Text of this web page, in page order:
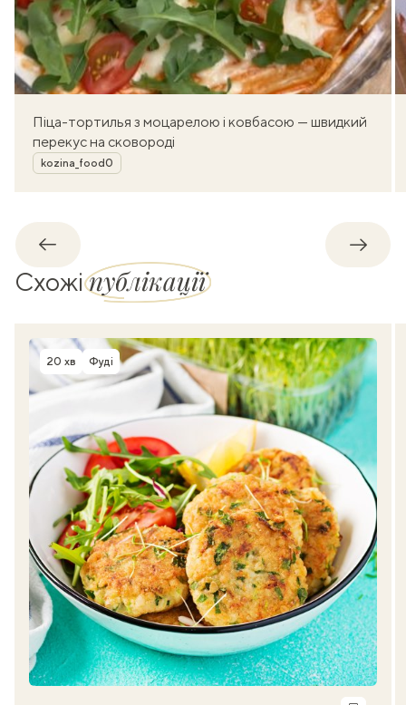
Піца-тортилья з моцарелою і ковбасою — швидкий
перекус на сковороді
Автор
kozina_food0
Назад
Схожіпублікації
Час приготування
20 хв Фуді